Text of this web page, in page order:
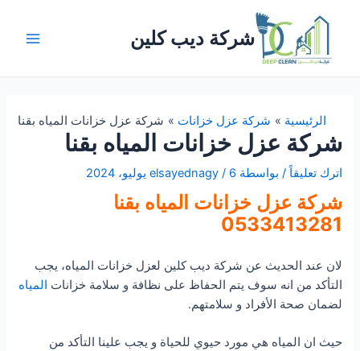
شركة ديب كلين
الرئيسية شركة عزل خزانات شركة عزل خزانات المياه بقنا
شركة عزل خزانات المياه بقنا
اترك تعليقاً / بواسطة elsayednagy / 6 يوليو، 2024
شركة عزل خزانات المياه بقنا
0533413281
لان عند الحديث عن شركة ديب كلين لعزل خزانات المياه، يجب
التأكد من انه سوف يتم الحفاظ على نظافة و سلامة خزانات المياه
لضمان صحة الأفراد و سلامتهم.
حيث ان المياه هي مورد حيوي للحياة و يجب علينا التأكد من